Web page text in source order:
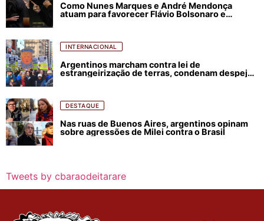
Como Nunes Marques e André Mendonça
atuam para favorecer Flávio Bolsonaro e
INTERNACIONAL
Argentinos marcham contra lei de
estrangeirização de terras, condenam despejos
DESTAQUE
Nas ruas de Buenos Aires, argentinos opinam
sobre agressões de Milei contra o Brasil
Tweets by cbaraodeitarare